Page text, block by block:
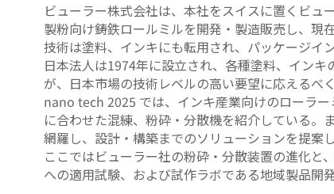
ビューラー株式会社は、本社をスイスに置くビュ
製粉向け鋳鉄ロールミルを開発・製造販売し、
技術は塗料、インキにも転用され、パッケージイ
日本法人は1974年に設立され、各種塗料、イン
が、日本市場の技術レベルの高い要望に応えるべ
nano tech 2025 では、インキ産業向けのローラ
に合わせた混練、粉砕・分散機を紹介している。
網羅し、設計・構築までのソリューションを提案し
ここではビューラー社の粉砕・分散装置の進化
への適用試験、および試作ラボである地域製品開